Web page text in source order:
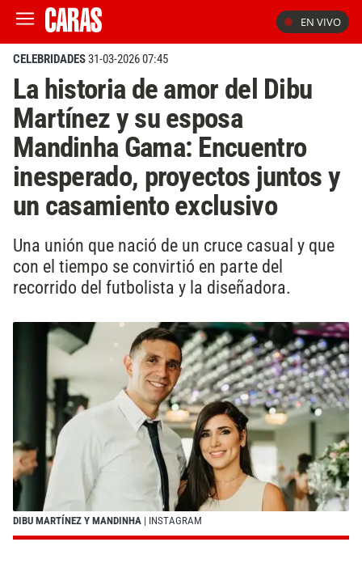
EN VIVO
CELEBRIDADES31-03-2026 07:45
La historia de amor del Dibu
Martínez y su esposa
Mandinha Gama: Encuentro
inesperado, proyectos juntos y
un casamiento exclusivo
Una unión que nació de un cruce casual y que
con el tiempo se convirtió en parte del
recorrido del futbolista y la diseñadora.
DIBU MARTÍNEZ Y MANDINHA | INSTAGRAM